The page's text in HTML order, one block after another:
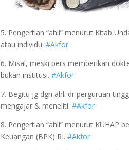
5. Pengertian “ahli” menurut Kitab
atau individu.#Akfor
6. Misal, meski pers memberikan
bukan institusi.#Akfor
7. Begitu jg dgn ahli dr perguruan
mengajar & meneliti.#Akfor
8. Pengertian “ahli” menurut KUHAP
Keuangan (BPK) RI.#Akfor